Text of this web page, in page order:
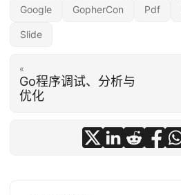
Google GopherCon Pdf
Slide
«
Go程序调试、分析与
优化